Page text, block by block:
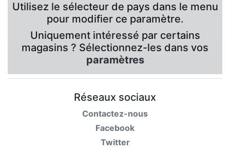
Utilisez le sélecteur de pays dans le menu
pour modifier ce paramètre.
Uniquement intéressé par certains
magasins ? Sélectionnez-les dans vos
paramètres
Réseaux sociaux
Contactez-nous
Facebook
Twitter